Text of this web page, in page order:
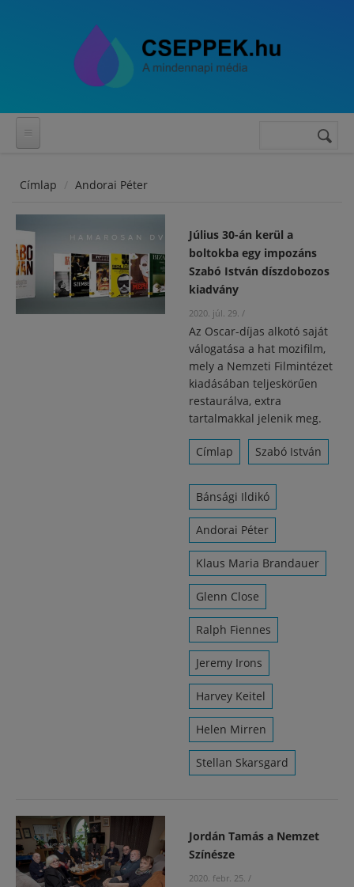
Keresés
Címlap Andorai Péter
Július 30-án kerül a
boltokba egy impozáns
Szabó István díszdobozos
kiadvány
2020. júl. 29. /
Az Oscar-díjas alkotó saját
válogatása a hat mozifilm,
mely a Nemzeti Filmintézet
kiadásában teljeskörűen
restaurálva, extra
tartalmakkal jelenik meg.
Címlap Szabó István
Bánsági Ildikó
Andorai Péter
Klaus Maria Brandauer
Glenn Close
Ralph Fiennes
Jeremy Irons
Harvey Keitel
Helen Mirren
Stellan Skarsgard
Jordán Tamás a Nemzet
Színésze
2020. febr. 25. /